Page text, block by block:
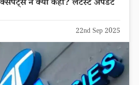
ने क्या कहा? लेटेस्ट अपडेट
22nd Sep 2025